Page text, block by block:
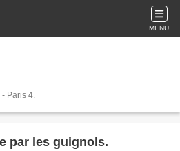
MENU
Paris 4.
par les guignols.